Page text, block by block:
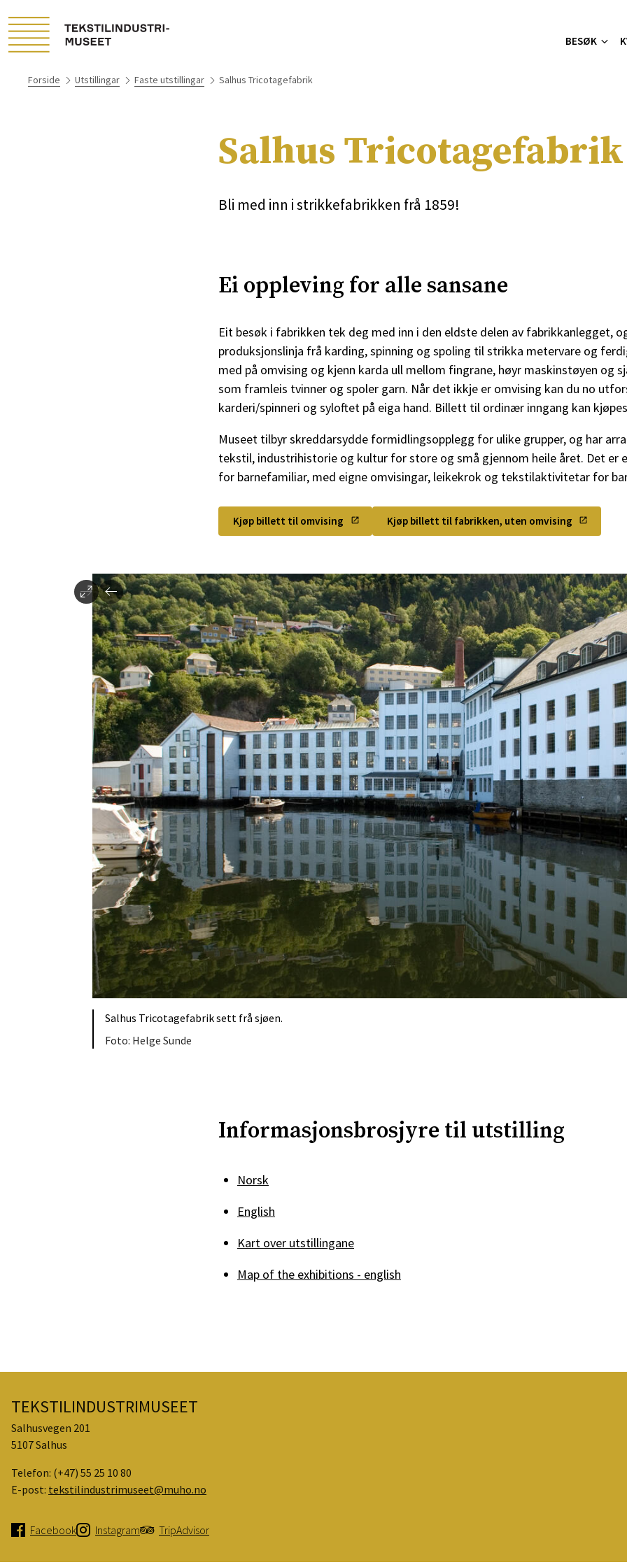
BESØK
Forside Utstillingar Faste utstillingar Salhus Tricotagefabrik
Salhus Tricotagefabrik
Bli med inn i strikkefabrikken frå 1859!
Ei oppleving for alle sansane
Eit besøk i fabrikken tek deg med inn i den eldste delen av fabrikkanlegget,
produksjonslinja frå karding, spinning og spoling til strikka metervare og
med på omvising og kjenn karda ull mellom fingrane, høyr maskinstøyen og
som framleis tvinner og spoler garn. Når det ikkje er omvising kan du no
karderi/spinneri og syloftet på eiga hand. Billett til ordinær inngang kan
Museet tilbyr skreddarsydde formidlingsopplegg for ulike grupper, og har
tekstil, industrihistorie og kultur for store og små gjennom heile året. Det er
for barnefamiliar, med eigne omvisingar, leikekrok og tekstilaktivitetar for
Kjøp billett til omvising Kjøp billett til fabrikken, uten omvising
Salhus Tricotagefabrik sett frå sjøen.
Helge Sunde
Informasjonsbrosjyre til utstilling
Norsk
English
Kart over utstillingane
Map of the exhibitions - english
TEKSTILINDUSTRIMUSEET
Salhusvegen 201
5107 Salhus
Telefon: (+47) 55 25 10 80
E-post: tekstilindustrimuseet@muho.no
Facebook Instagram TripAdvisor